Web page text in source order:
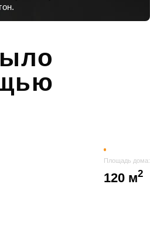
Площадь дома:
120 м2